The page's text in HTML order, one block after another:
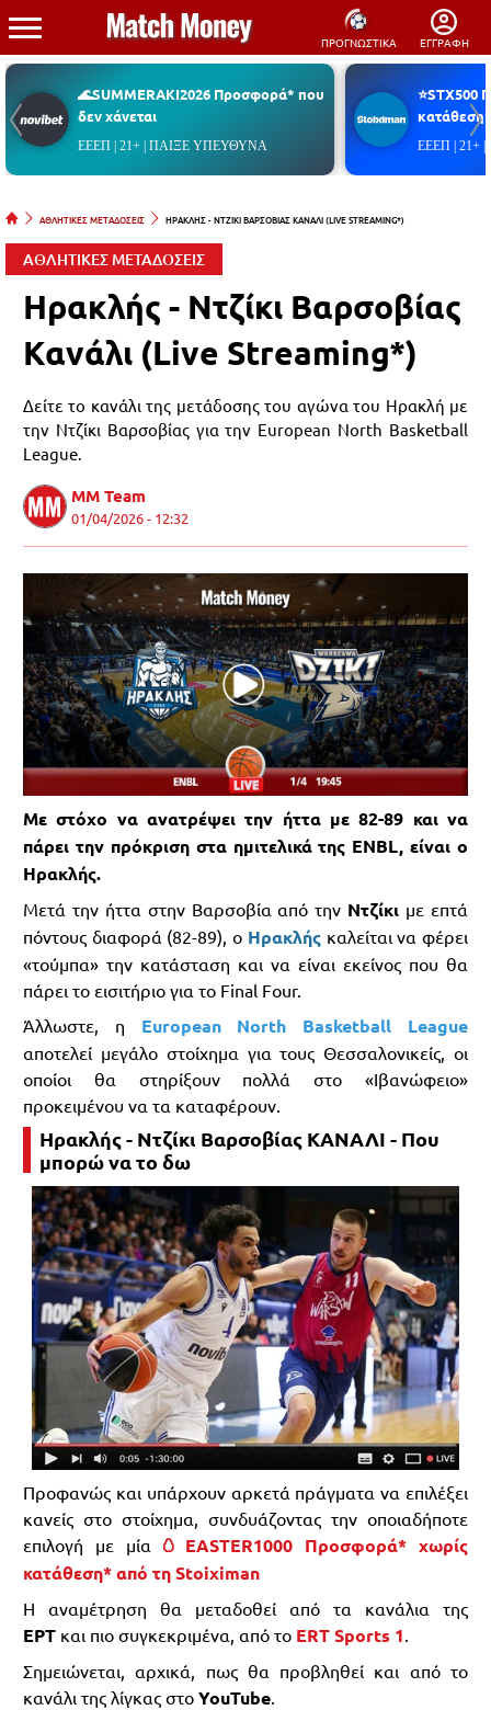
ΠΡΟΓΝΩΣΤΙΚΑ ΕΓΓΡΑΦΗ
🌊SUMMERAKI2026 Προσφορά* που
δεν χάνεται
ΕΕΕΠ | 21+ | ΠΑΙΞΕ ΥΠΕΥΘΥΝΑ
⭐STX500
ΕΕΕΠ | 21+
ΑΘΛΗΤΙΚΕΣ ΜΕΤΑΔΟΣΕΙΣ ΗΡΑΚΛΗΣ - ΝΤΖΙΚΙ ΒΑΡΣΟΒΙΑΣ ΚΑΝΑΛΙ (LIVE STREAMING*)
ΑΘΛΗΤΙΚΕΣ ΜΕΤΑΔΟΣΕΙΣ
Ηρακλής - Ντζίκι Βαρσοβίας
Κανάλι (Live Streaming*)
Δείτε το κανάλι της μετάδοσης του αγώνα του Ηρακλή με
την Ντζίκι Βαρσοβίας για την European North Basketball
League.
MM Team
01/04/2026 - 12:32
Με στόχο να ανατρέψει την ήττα με 82-89 και να
πάρει την πρόκριση στα ημιτελικά της ENBL, είναι ο
Ηρακλής.
Μετά την ήττα στην Βαρσοβία από την Ντζίκι με επτά
πόντους διαφορά (82-89), ο Ηρακλήςκαλείται να φέρει
«τούμπα» την κατάσταση και να είναι εκείνος που θα
πάρει το εισιτήριο για το Final Four.
Άλλωστε, η European North Basketball League
αποτελεί μεγάλο στοίχημα για τους Θεσσαλονικείς, οι
οποίοι θα στηρίξουν πολλά στο «Ιβανώφειο»
προκειμένου να τα καταφέρουν.
Ηρακλής - Ντζίκι Βαρσοβίας ΚΑΝΑΛΙ - Που
μπορώ να το δω
Προφανώς και υπάρχουν αρκετά πράγματα να επιλέξει
κανείς στο στοίχημα, συνδυάζοντας την οποιαδήποτε
επιλογή με μία 🥚EASTER1000 Προσφορά* χωρίς
κατάθεση* από τη Stoiximan
Η αναμέτρηση θα μεταδοθεί από τα κανάλια της
ΕΡΤ και πιο συγκεκριμένα, από το ERT Sports 1.
Σημειώνεται, αρχικά, πως θα προβληθεί και από το
κανάλι της λίγκας στο YouTube.